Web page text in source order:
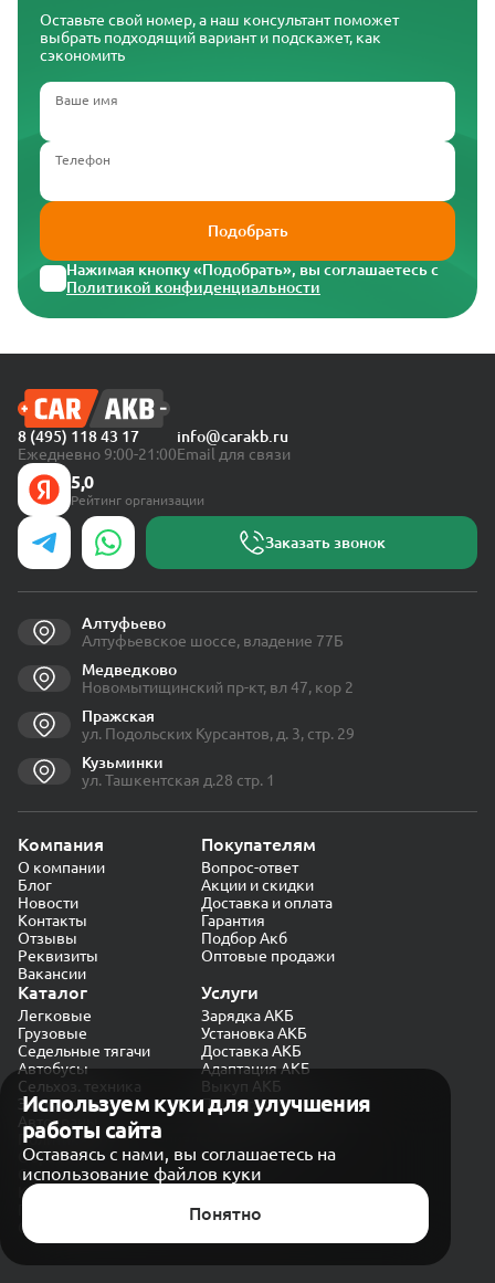
Оставьте свой номер, а наш консультант поможет
выбрать подходящий вариант и подскажет, как
сэкономить
Ваше имя
Телефон
Подобрать
Нажимая кнопку «Подобрать», вы соглашаетесь с
Политикой конфиденциальности
Используем куки для улучшения
работы сайта
Оставаясь с нами, вы соглашаетесь на
использование файлов куки
Понятно
8 (495) 118 43 17
Ежедневно 9:00-21:00
info@carakb.ru
Email для связи
5,0
Рейтинг организации
Заказать звонок
Алтуфьево
Алтуфьевское шоссе, владение 77Б
Медведково
Новомытищинский пр-кт, вл 47, кор 2
Пражская
ул. Подольских Курсантов, д. 3, стр. 29
Кузьминки
ул. Ташкентская д.28 стр. 1
Компания
О компании
Блог
Новости
Контакты
Отзывы
Реквизиты
Вакансии
Покупателям
Вопрос-ответ
Акции и скидки
Доставка и оплата
Гарантия
Подбор Акб
Оптовые продажи
Каталог
Легковые
Грузовые
Седельные тягачи
Автобусы
Сельхоз. техника
Экскаваторы
Автокраны
Услуги
Зарядка АКБ
Установка АКБ
Доставка АКБ
Адаптация АКБ
Выкуп АКБ
Проверка генератора
Политика конфиденциальности
Обработка персональных данных
Согласие на обработку в «Яндекс.Метрика»
Карта сайта
© CARAKB 2026. Все права защищены